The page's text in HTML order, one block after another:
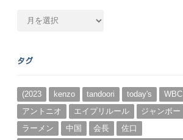
カ
ブ
タグ
(2023 kenzo tandoori today's WBC
アントニオ
エイプリルール ジャンボー
ラーメン
中国 会長
佐口